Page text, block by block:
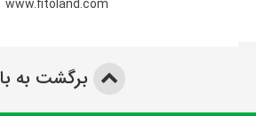
www.fitoland.com
برگشت به